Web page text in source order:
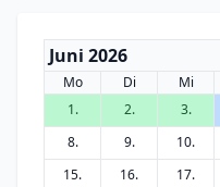
Juni 2026
Mo Di Mi
1.
2. 3.
8.
9. 10.
15.
16. 17.